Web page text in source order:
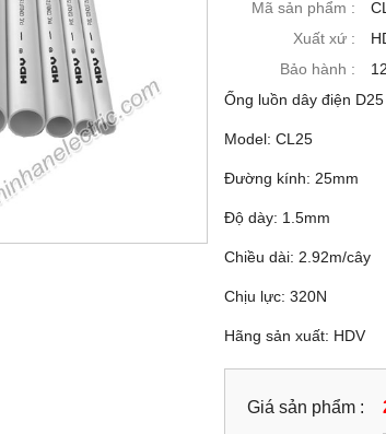
Mã sản phẩm :
Xuất xứ :
Bảo hành :
Ống luồn dây điện
Model: CL25
Đường kính: 25mm
Độ dày: 1.5mm
Chiều dài: 2.92m/cây
Chịu lực: 320N
Hãng sản xuất: HDV
Giá sản phẩm :